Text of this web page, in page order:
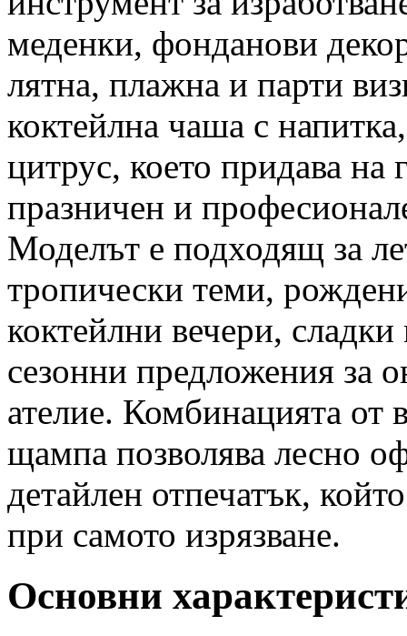
меденки, фонданови
лятна, плажна и парти
коктейлна чаша с
цитрус, което придава на
празничен и
Моделът е подходящ за
тропически теми,
коктейлни вечери,
сезонни предложения за
ателие. Комбинацията от
щампа позволява лесно
детайлен отпечатък,
при самото изрязване.
Основни